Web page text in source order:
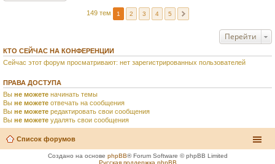
149 тем 1 2 3 4 5
Перейти
КТО СЕЙЧАС НА КОНФЕРЕНЦИИ
Сейчас этот форум просматривают: нет зарегистрированных пользователей
ПРАВА ДОСТУПА
Вы не можете начинать темы
Вы не можете отвечать на сообщения
Вы не можете редактировать свои сообщения
Вы не можете удалять свои сообщения
Список форумов
Создано на основе phpBB® Forum Software © phpBB Limited
Русская поддержка phpBB